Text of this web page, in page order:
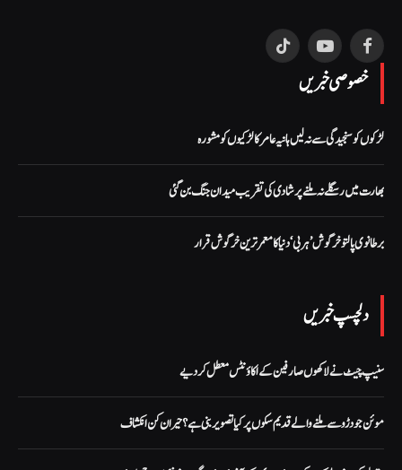
Facebook
YouTube
TikTok
خصوصی خبریں
لڑکوں کو سنجیدگی سے نہ لیں ہانیہ عامر کا لڑکیوں کو مشورہ
بھارت میں رسگلے نہ ملنے پر شادی کی تقریب میدان جنگ بن گئی
برطانوی پالتو خرگوش ’ہربی‘ دنیا کا معمر ترین خرگوش قرار
دلچسپ خبریں
سنیپ چیٹ نے لاکھوں صارفین کے اکاؤنٹس معطل کر دیے
موئن جو دڑو سے ملنے والے قدیم سکوں پر کیا تصویر بنی ہے؟ حیران کن انکشاف